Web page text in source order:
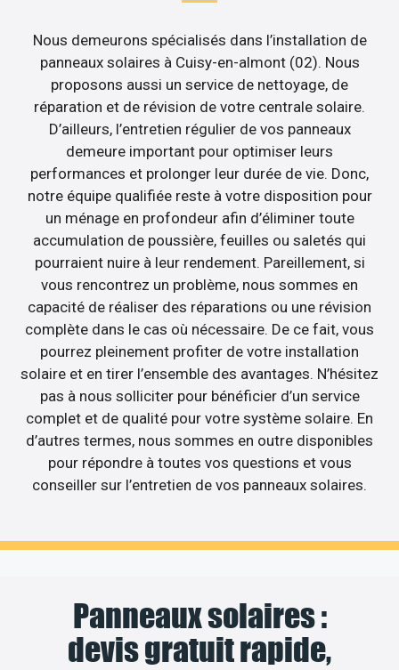
Nous demeurons spécialisés dans l’installation de
panneaux solaires à Cuisy-en-almont (02). Nous
proposons aussi un service de nettoyage, de
réparation et de révision de votre centrale solaire.
D’ailleurs, l’entretien régulier de vos panneaux
demeure important pour optimiser leurs
performances et prolonger leur durée de vie. Donc,
notre équipe qualifiée reste à votre disposition pour
un ménage en profondeur afin d’éliminer toute
accumulation de poussière, feuilles ou saletés qui
pourraient nuire à leur rendement. Pareillement, si
vous rencontrez un problème, nous sommes en
capacité de réaliser des réparations ou une révision
complète dans le cas où nécessaire. De ce fait, vous
pourrez pleinement profiter de votre installation
solaire et en tirer l’ensemble des avantages. N’hésitez
pas à nous solliciter pour bénéficier d’un service
complet et de qualité pour votre système solaire. En
d’autres termes, nous sommes en outre disponibles
pour répondre à toutes vos questions et vous
conseiller sur l’entretien de vos panneaux solaires.
Panneaux solaires :
devis gratuit rapide,